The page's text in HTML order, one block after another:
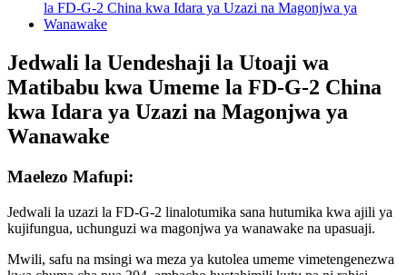
Jedwali la Uendeshaji la Utoaji wa
Matibabu kwa Umeme la FD-G-2 China
kwa Idara ya Uzazi na Magonjwa ya
Wanawake
Maelezo Mafupi:
Jedwali la uzazi la FD-G-2 linalotumika sana hutumika kwa ajili ya
kujifungua, uchunguzi wa magonjwa ya wanawake na upasuaji.
Mwili, safu na msingi wa meza ya kutolea umeme vimetengenezwa